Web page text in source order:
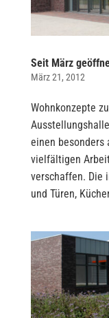
Seit März
März 21, 2012
Wohnkonzepte
einen besonders
vielfältigen
verschaffen. Die
und Türen,